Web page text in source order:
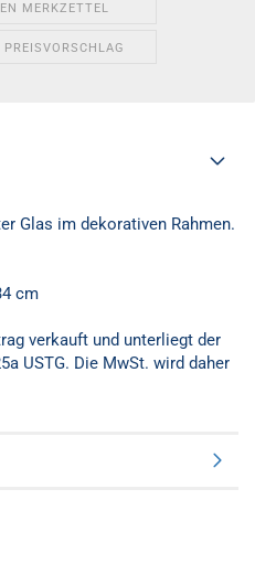
MERKZETTEL
Glas im dekorativen Rahmen.
cm
verkauft und unterliegt der
USTG. Die MwSt. wird daher